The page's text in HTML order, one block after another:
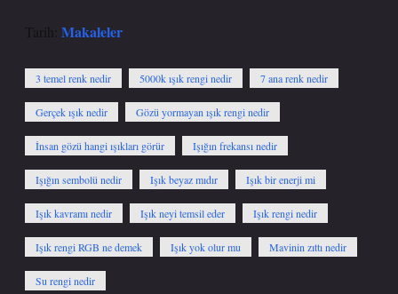
Tarih: Makaleler
3 temel renk nedir 5000k ışık rengi nedir 7 ana renk nedir
Gerçek ışık nedir Gözü yormayan ışık rengi nedir
İnsan gözü hangi ışıkları görür Işığın frekansı nedir
Işığın sembolü nedir Işık beyaz mıdır Işık bir enerji mi
Işık kavramı nedir Işık neyi temsil eder Işık rengi nedir
Işık rengi RGB ne demek Işık yok olur mu Mavinin zıttı nedir
Su rengi nedir